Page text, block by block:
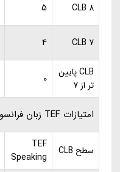
CLB 8
5
CLB 7
4
CLB پایین
تر از 7
0
امتیازات TEF زبان فرانسوی و معادل سازی آن ها در CLB
سطح CLB
TEF
Speaking